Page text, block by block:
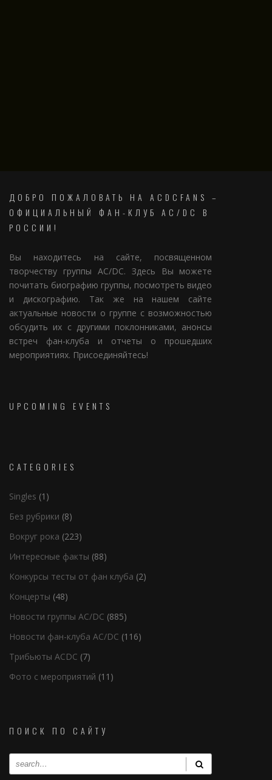
ДОБРО ПОЖАЛОВАТЬ НА ACDCFANS –
ОФИЦИАЛЬНЫЙ ФАН-КЛУБ AC/DC В
РОССИИ!
Вы находитесь на сайте, посвященном
творчеству группы AC/DC. Здесь Вы можете
почитать биографию группы, посмотреть видео
и дискографию. Так же на нашем сайте
актуальные новости о группе с возможностью
обсудить их с другими поклонниками, анонсы
встреч фан-клуба и отчеты о прошедших
мероприятиях. Присоединяйтесь!
UPCOMING EVENTS
CATEGORIES
Singles (1)
Без рубрики (8)
Вокруг рока (223)
Интересные факты (88)
Конкурсы тесты от фан клуба (2)
Концерты (48)
Новости группы AC/DC (885)
Новости фан-клуба AC/DC (116)
Трибьюты ACDC (7)
Фото с мероприятий (11)
ПОИСК ПО САЙТУ